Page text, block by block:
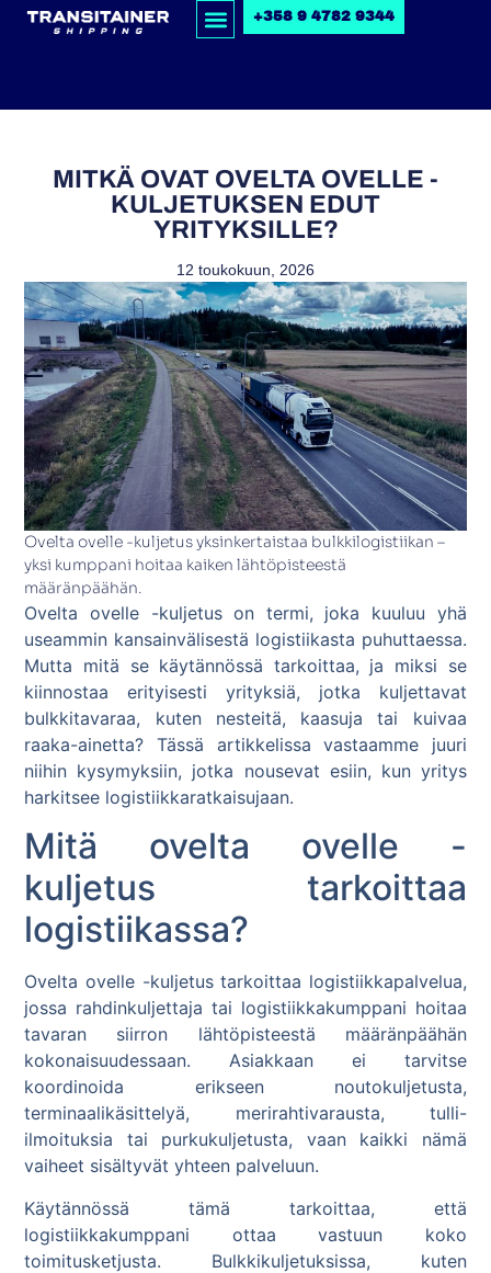
+358 9 4782 9344
MITKÄ OVAT OVELTA OVELLE -
KULJETUKSEN EDUT
YRITYKSILLE?
12 toukokuun, 2026
Ovelta ovelle -kuljetus yksinkertaistaa bulkkilogistiikan –
yksi kumppani hoitaa kaiken lähtöpisteestä
määränpäähän.
Ovelta ovelle -kuljetus on termi, joka kuuluu yhä
useammin kansainvälisestä logistiikasta puhuttaessa.
Mutta mitä se käytännössä tarkoittaa, ja miksi se
kiinnostaa erityisesti yrityksiä, jotka kuljettavat
bulkkitavaraa, kuten nesteitä, kaasuja tai kuivaa
raaka-ainetta? Tässä artikkelissa vastaamme juuri
niihin kysymyksiin, jotka nousevat esiin, kun yritys
harkitsee logistiikkaratkaisujaan.
Mitä ovelta ovelle -
kuljetus tarkoittaa
logistiikassa?
Ovelta ovelle -kuljetus tarkoittaa logistiikkapalvelua,
jossa rahdinkuljettaja tai logistiikkakumppani hoitaa
tavaran siirron lähtöpisteestä määränpäähän
kokonaisuudessaan. Asiakkaan ei tarvitse
koordinoida erikseen noutokuljetusta,
terminaalikäsittelyä, merirahtivarausta, tulli-
ilmoituksia tai purkukuljetusta, vaan kaikki nämä
vaiheet sisältyvät yhteen palveluun.
Käytännössä tämä tarkoittaa, että
logistiikkakumppani ottaa vastuun koko
toimitusketjusta. Bulkkikuljetuksissa, kuten